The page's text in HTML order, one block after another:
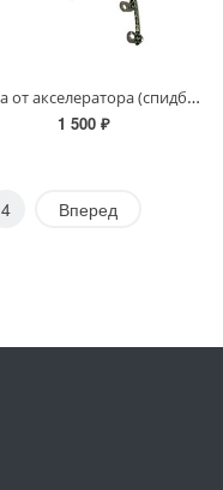
Планка от акселератора (спидбар)
1 500 ₽
4 Вперед